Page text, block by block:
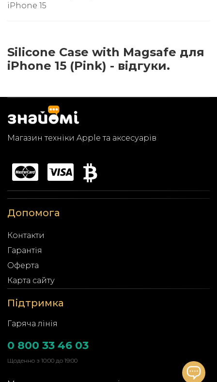
iPhone 15
Silicone Case with Magsafe для
iPhone 15 (Pink) - відгуки.
Магазин техніки Apple та аксесуарів
Допомога
Контакти
Гарантія
Оферта
Карта сайту
Підтримка
Гаряча лінія
0 800 33 46 03
Щоденно з 10:00 до 19:00